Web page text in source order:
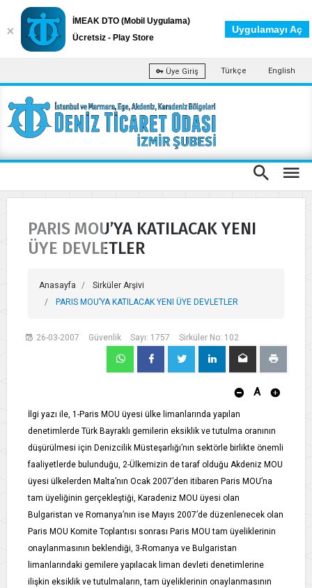
Üye Giriş Türkçe English
PARIS MOU’YA KATILACAK YENI
ÜYE DEVLETLER
Anasayfa
Sirküler Arşivi
PARIS MOU’YA KATILACAK YENI ÜYE DEVLETLER
26-03-2007 Güvenlik Sayı: 1757 Sirküler No: 102
A
İlgi yazı ile, 1-Paris MOU üyesi ülke limanlarında yapılan
denetimlerde Türk Bayraklı gemilerin eksiklik ve tutulma oranının
düşürülmesi için Denizcilik Müsteşarlığı’nın sektörle birlikte önemli
faaliyetlerde bulunduğu, 2-Ülkemizin de taraf olduğu Akdeniz MOU
üyesi ülkelerden Malta’nın Ocak 2007’den itibaren Paris MOU’na
tam üyeliğinin gerçekleştiği, Karadeniz MOU üyesi olan
Bulgaristan ve Romanya’nın ise Mayıs 2007’de düzenlenecek olan
Paris MOU Komite Toplantısı sonrası Paris MOU tam üyeliklerinin
onaylanmasının beklendiği, 3-Romanya ve Bulgaristan
limanlarındaki gemilere yapılacak liman devleti denetimlerine
ilişkin eksiklik ve tutulmaların, tam üyeliklerinin onaylanmasının
İMEAK DTO (Mobil Uygulama)
Ücretsiz - Play Store
Uygulamayı Aç